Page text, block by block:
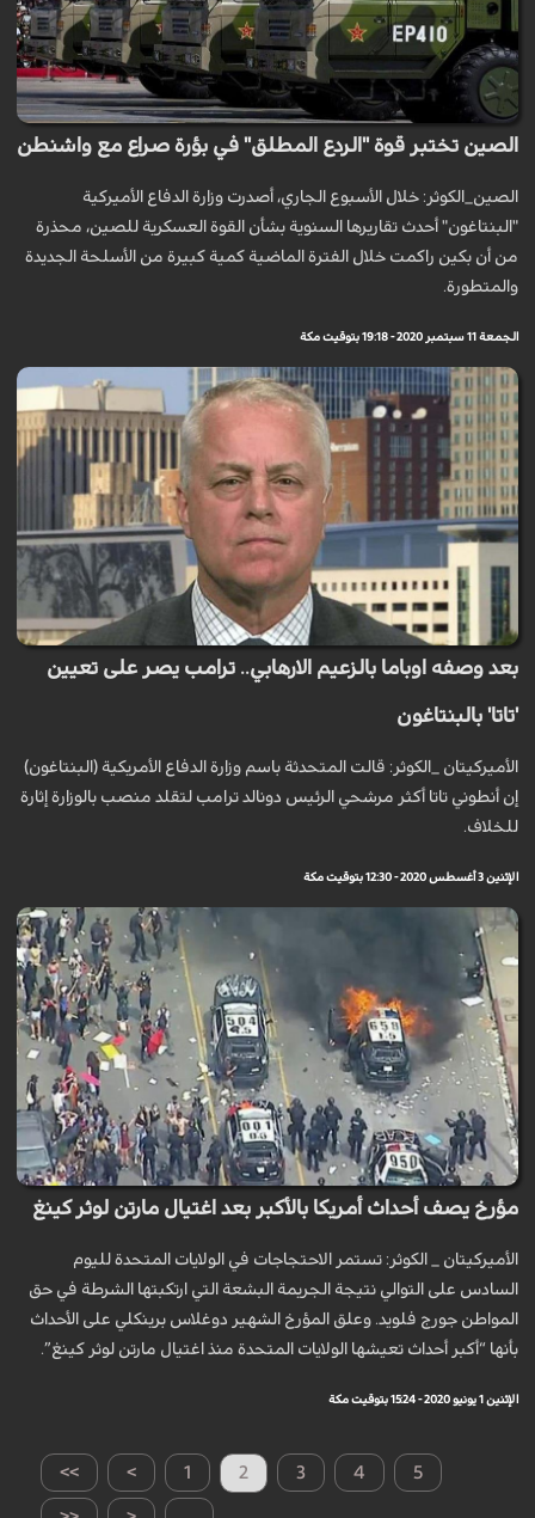
الصين تختبر قوة "الردع المطلق" في بؤرة صراع مع واشنطن
الصين_الكوثر: خلال الأسبوع الجاري، أصدرت وزارة الدفاع الأميركية
"البنتاغون" أحدث تقاريرها السنوية بشأن القوة العسكرية للصين، محذرة
من أن بكين راكمت خلال الفترة الماضية كمية كبيرة من الأسلحة الجديدة
والمتطورة.
الجمعة 11 سبتمبر 2020 - 19:18 بتوقيت مكة
بعد وصفه اوباما بالزعيم الارهابي.. ترامب يصر على تعيين
'تاتا' بالبنتاغون
الأميرکيتان _الكوثر: قالت المتحدثة باسم وزارة الدفاع الأمريكية (البنتاغون)
إن أنطوني تاتا أكثر مرشحي الرئيس دونالد ترامب لتقلد منصب بالوزارة إثارة
للخلاف.
الإثنين 3 أغسطس 2020 - 12:30 بتوقيت مكة
مؤرخ يصف أحداث أمريكا بالأكبر بعد اغتيال مارتن لوثر كينغ
الأميركيتان _ الكوثر: تستمر الاحتجاجات في الولايات المتحدة لليوم
السادس على التوالي نتيجة الجريمة البشعة التي ارتكبتها الشرطة في حق
المواطن جورج فلويد. وعلق المؤرخ الشهير دوغلاس برينكلي على الأحداث
بأنها “أكبر أحداث تعيشها الولايات المتحدة منذ اغتيال مارتن لوثر كينغ”.
الإثنين 1 يونيو 2020 - 15:24 بتوقيت مكة
>> > 1 2 3 4 5